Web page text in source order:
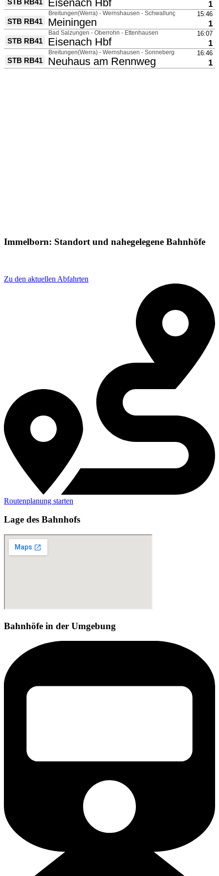
Immelborn: Standort und nahegelegene Bahnhöfe
Zu den aktuellen Abfahrten
Routenplanung starten
Lage des Bahnhofs
Bahnhöfe in der Umgebung